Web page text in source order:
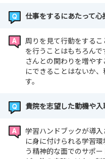
仕事をするにあたって
周りを見て行動をする
を行うことはもちろん
さんとの関わりを増や
にできることはないか
す。
貴院を志望した動機や
学習ハンドブックが導
に身に付けられる学習
う精神的な面でのサポ